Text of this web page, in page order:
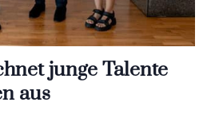
junge Talente
aus